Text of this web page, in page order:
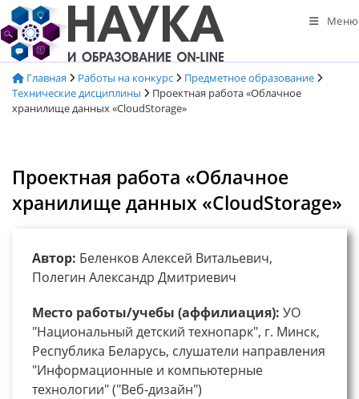
Перейти
к
содержимому
Меню
Главная Работы на конкурс
Предметное образование
Технические дисциплины
Проектная работа «Облачное
хранилище данных «CloudStorage»
Проектная работа «Облачное
хранилище данных «CloudStorage»
Автор: Беленков Алексей Витальевич,
Полегин Александр Дмитриевич
Место работы/учебы (аффилиация): УО
"Национальный детский технопарк", г. Минск,
Республика Беларусь, слушатели направления
"Информационные и компьютерные
технологии" ("Веб-дизайн")